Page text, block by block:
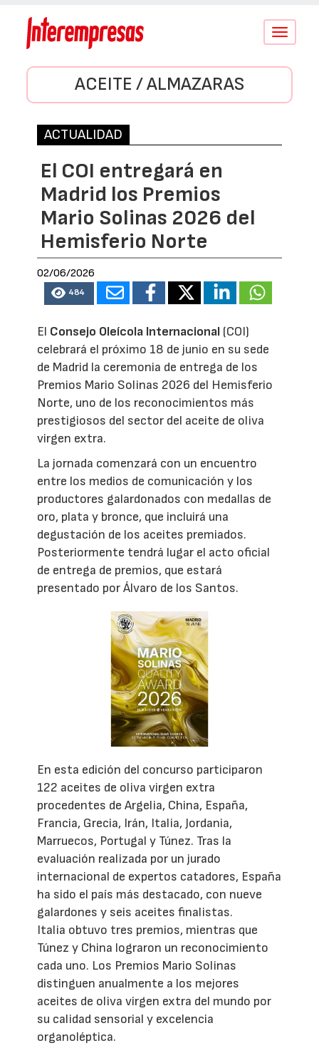
Conmutar
ACEITE / ALMAZARAS
ACTUALIDAD
El COI entregará en
Madrid los Premios
Mario Solinas 2026 del
Hemisferio Norte
02/06/2026
484
El Consejo Oleícola Internacional (COI)
celebrará el próximo 18 de junio en su sede
de Madrid la ceremonia de entrega de los
Premios Mario Solinas 2026 del Hemisferio
Norte, uno de los reconocimientos más
prestigiosos del sector del aceite de oliva
virgen extra.
La jornada comenzará con un encuentro
entre los medios de comunicación y los
productores galardonados con medallas de
oro, plata y bronce, que incluirá una
degustación de los aceites premiados.
Posteriormente tendrá lugar el acto oficial
de entrega de premios, que estará
presentado por Álvaro de los Santos.
En esta edición del concurso participaron
122 aceites de oliva virgen extra
procedentes de Argelia, China, España,
Francia, Grecia, Irán, Italia, Jordania,
Marruecos, Portugal y Túnez. Tras la
evaluación realizada por un jurado
internacional de expertos catadores, España
ha sido el país más destacado, con nueve
galardones y seis aceites finalistas.
Italia obtuvo tres premios, mientras que
Túnez y China lograron un reconocimiento
cada uno. Los Premios Mario Solinas
distinguen anualmente a los mejores
aceites de oliva virgen extra del mundo por
su calidad sensorial y excelencia
organoléptica.